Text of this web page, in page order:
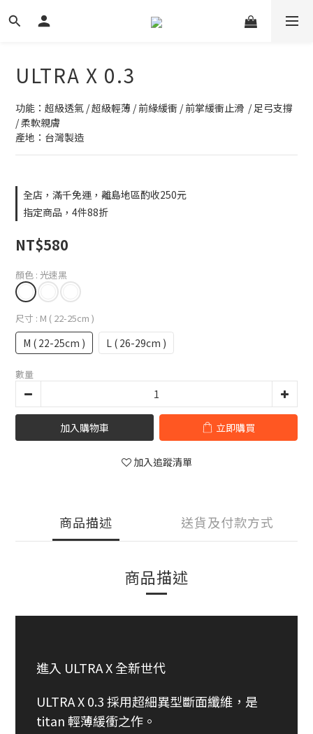
ULTRA X 0.3
功能：超級透氣 / 超級輕薄 / 前緣緩衝 / 前掌緩衝止滑  / 足弓支撐
/ 柔軟親膚
產地：台灣製造
全店，滿千免運，離島地區酌收250元
指定商品，4件88折
NT$580
顏色 : 光速黑
尺寸 : M ( 22-25cm )
M ( 22-25cm ) L ( 26-29cm )
數量
加入購物車 立即購買
加入追蹤清單
商品描述 送貨及付款方式
商品描述
進入 ULTRA X 全新世代
ULTRA X 0.3 採用超細異型斷面纖維，是
titan 輕薄緩衝之作。